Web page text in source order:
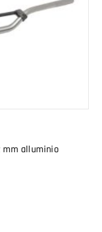
mm alluminio